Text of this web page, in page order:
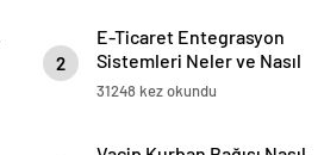
2
E-Ticaret Entegrasyon
Sistemleri Neler ve Nasıl
Yapılır?
31248 kez okundu